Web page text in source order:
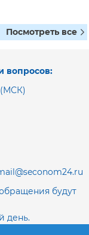
Посмотреть все
вопросов:
(МСК)
будут
день.